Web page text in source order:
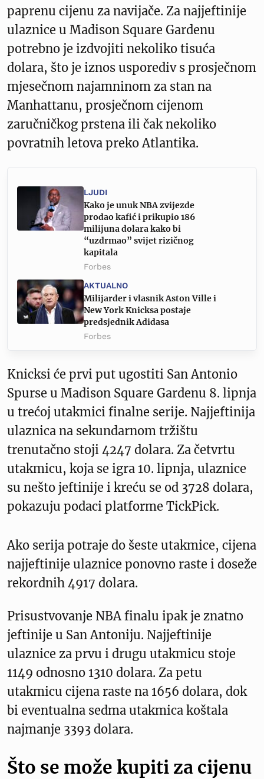
paprenu cijenu za navijače. Za najjeftinije
ulaznice u Madison Square Gardenu
potrebno je izdvojiti nekoliko tisuća
dolara, što je iznos usporediv s prosječnom
mjesečnom najamninom za stan na
Manhattanu, prosječnom cijenom
zaručničkog prstena ili čak nekoliko
povratnih letova preko Atlantika.
LJUDI
Kako je unuk NBA zvijezde
prodao kafić i prikupio 186
milijuna dolara kako bi
“uzdrmao” svijet rizičnog
kapitala
Forbes
AKTUALNO
Milijarder i vlasnik Aston Ville i
New York Knicksa postaje
predsjednik Adidasa
Forbes
Knicksi će prvi put ugostiti San Antonio
Spurse u Madison Square Gardenu 8. lipnja
u trećoj utakmici finalne serije. Najjeftinija
ulaznica na sekundarnom tržištu
trenutačno stoji 4247 dolara. Za četvrtu
utakmicu, koja se igra 10. lipnja, ulaznice
su nešto jeftinije i kreću se od 3728 dolara,
pokazuju podaci platforme TickPick.
Ako serija potraje do šeste utakmice, cijena
najjeftinije ulaznice ponovno raste i doseže
rekordnih 4917 dolara.
Prisustvovanje NBA finalu ipak je znatno
jeftinije u San Antoniju. Najjeftinije
ulaznice za prvu i drugu utakmicu stoje
1149 odnosno 1310 dolara. Za petu
utakmicu cijena raste na 1656 dolara, dok
bi eventualna sedma utakmica koštala
najmanje 3393 dolara.
Što se može kupiti za cijenu